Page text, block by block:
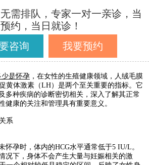
需排队，专家一对一亲诊，当
约，当日就诊！
咨询
我要预约
少是怀孕 ，在女性的生殖健康领域，人绒毛膜
黄体激素（LH）是两个至关重要的指标。它
多种疾病的诊断密切相关，深入了解其正常
健康的关注和管理具有重要意义。
系
怀孕时，体内的HCG水平通常低于5 IU/L。
况下，身体不会产生大量与妊娠相关的激